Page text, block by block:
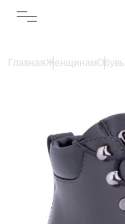
ГлавнаяЖенщинамОбувь